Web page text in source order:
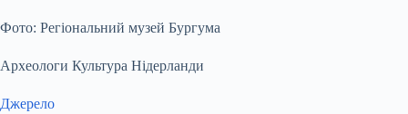
Фото: Регіональний музей Бургума
Археологи Культура Нідерланди
Джерело